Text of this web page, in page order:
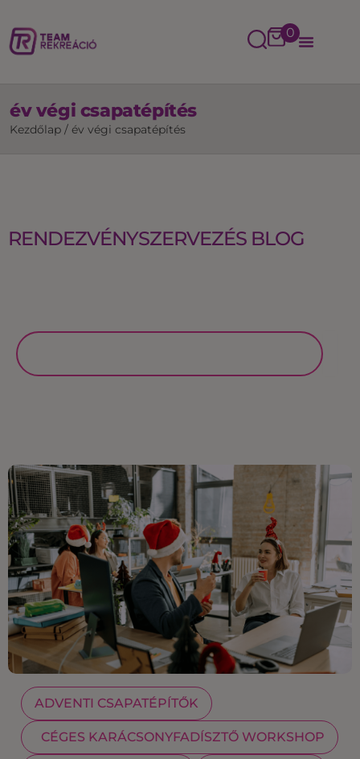
0
év végi csapatépítés
Kezdőlap / év végi csapatépítés
RENDEZVÉNYSZERVEZÉS BLOG
ADVENTI CSAPATÉPÍTŐK
CÉGES KARÁCSONYFADÍSZTŐ WORKSHOP